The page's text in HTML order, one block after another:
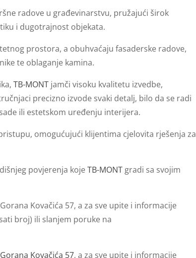
radove u građevinarstvu, pružajući širok
i dugotrajnost objekata.
prostora, a obuhvaćaju fasaderske radove,
te oblaganje kamina.
TB-MONT jamči visoku kvalitetu izvedbe,
precizno izvode svaki detalj, bilo da se radi
ili estetskom uređenju interijera.
omogućujući klijentima cjelovita rješenja za
povjerenja kojeTB-MONT gradi sa svojim
Kovačića 57, a za sve upite i informacije
broj) ili slanjem poruke na
Kovačića 57, a za sve upite i informacije